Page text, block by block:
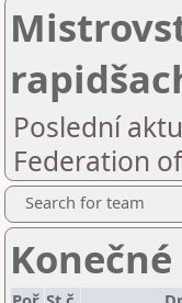
Poslední
Federation
Search for team